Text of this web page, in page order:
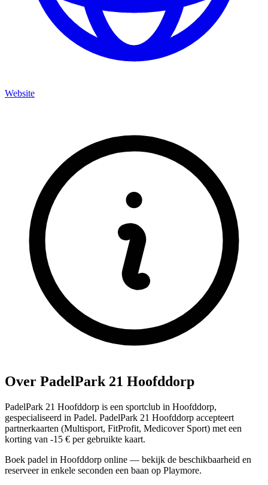
Website
Over PadelPark 21 Hoofddorp
PadelPark 21 Hoofddorp is een sportclub in Hoofddorp,
gespecialiseerd in Padel. PadelPark 21 Hoofddorp accepteert
partnerkaarten (Multisport, FitProfit, Medicover Sport) met een
korting van -15 € per gebruikte kaart.
Boek padel in Hoofddorp online — bekijk de beschikbaarheid en
reserveer in enkele seconden een baan op Playmore.